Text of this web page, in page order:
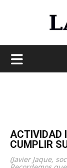
ACTIVIDAD
CUMPLIR
(Javier Jaque,